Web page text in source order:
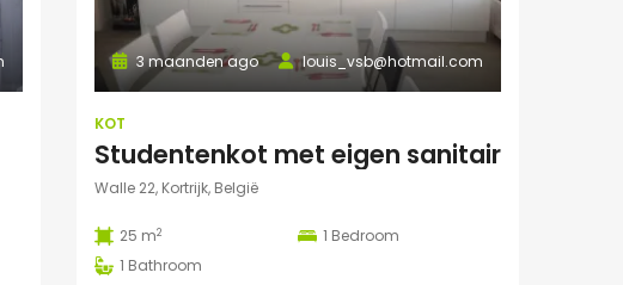
louis_vsb@hotmail.com
3 maanden ago
KOT
Studentenkot met eigen sanitair
Walle 22, Kortrijk, België
25 m2 1 Bedroom
1 Bathroom